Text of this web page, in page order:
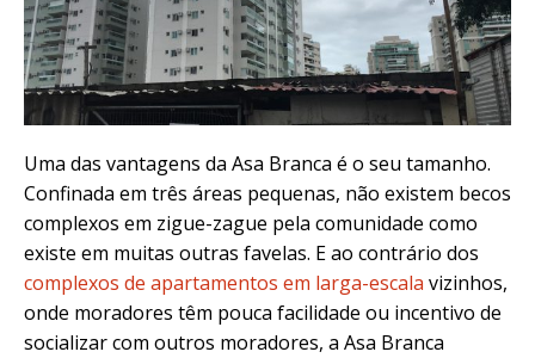
Uma das vantagens da Asa Branca é o seu tamanho.
Confinada em três áreas pequenas, não existem becos
complexos em zigue-zague pela comunidade como
existe em muitas outras favelas. E ao contrário dos
complexos de apartamentos em larga-escala vizinhos,
onde moradores têm pouca facilidade ou incentivo de
socializar com outros moradores, a Asa Branca